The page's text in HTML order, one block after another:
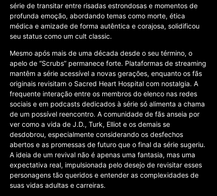
série de transitar entre risadas estrondosas e momentos de
profunda emoção, abordando temas como morte, ética
médica e amizade de forma autêntica e corajosa, solidificou
seu status como um cult classic.
Mesmo após mais de uma década desde o seu término, o
apelo de “Scrubs” permanece forte. Plataformas de streaming
mantêm a série acessível a novas gerações, enquanto os fãs
originais revisitam o Sacred Heart Hospital com nostalgia. A
frequente interação entre os membros do elenco nas redes
sociais e em podcasts dedicados à série só alimenta a chama
de um possível reencontro. A comunidade de fãs anseia por
ver como a vida de J.D., Turk, Elliot e os demais se
desdobrou, especialmente considerando os desfechos
abertos e as promessas de futuro que o final da série sugeriu.
A ideia de um revival não é apenas uma fantasia, mas uma
expectativa real, impulsionada pelo desejo de revisitar esses
personagens tão queridos e entender as complexidades de
suas vidas adultas e carreiras.